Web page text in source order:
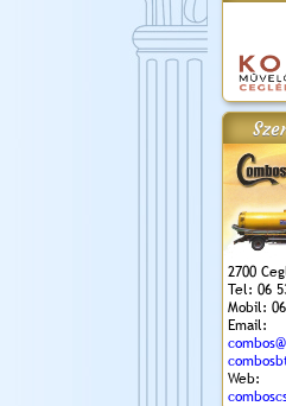
2700
Tel: 06
Mobil:
Email:
Web:
Városnapok 2018.